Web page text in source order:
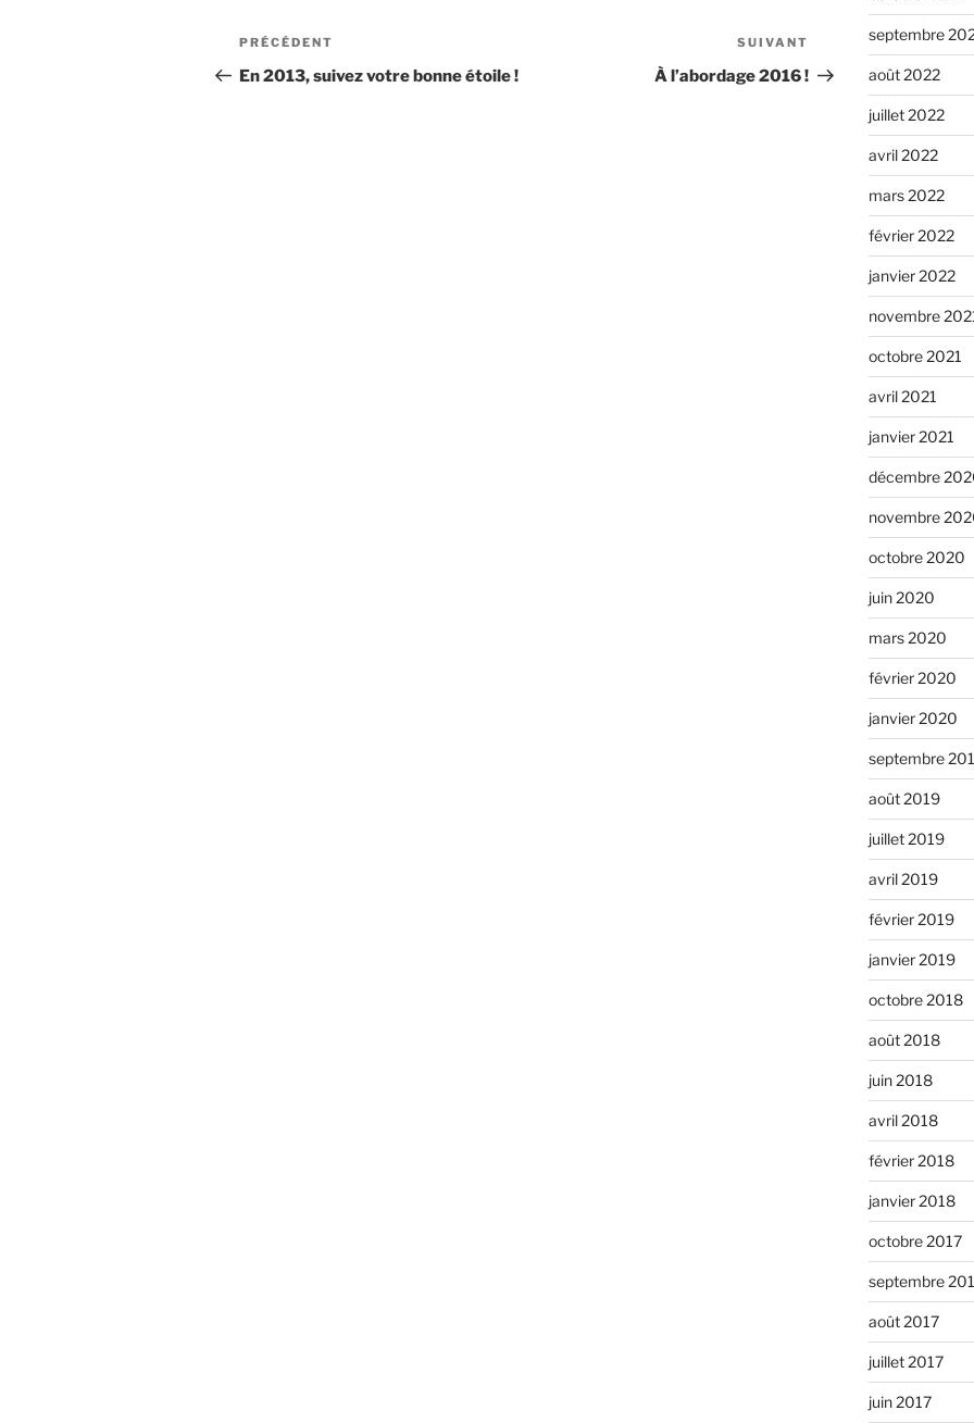
Navigation
de
Article
précédent
PRÉCÉDENT
En 2013, suivez votre bonne étoile !
suivant
SUIVANT
À l’abordage 2016 !
septembre
août 2022
juillet 2022
avril 2022
mars 2022
février 2022
janvier 2022
novembre
octobre 2021
avril 2021
janvier 2021
décembre
novembre
octobre 2020
juin 2020
mars 2020
février 2020
janvier 2020
septembre
août 2019
juillet 2019
avril 2019
février 2019
janvier 2019
octobre 2018
août 2018
juin 2018
avril 2018
février 2018
janvier 2018
octobre 2017
septembre
août 2017
juillet 2017
juin 2017